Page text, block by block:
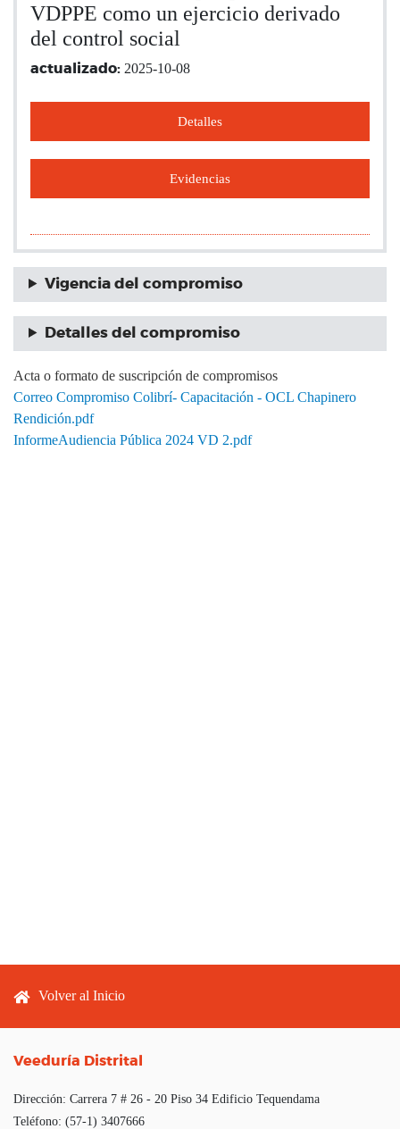
VDPPE como un ejercicio derivado
del control social
actualizado: 2025-10-08
Detalles
Evidencias
Vigencia del compromiso
Detalles del compromiso
Acta o formato de suscripción de compromisos
Correo Compromiso Colibrí- Capacitación - OCL Chapinero
Rendición.pdf
InformeAudiencia Pública 2024 VD 2.pdf
Footer menu
Volver al Inicio
Veeduría Distrital
Dirección: Carrera 7 # 26 - 20 Piso 34 Edificio Tequendama
Teléfono: (57-1) 3407666